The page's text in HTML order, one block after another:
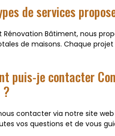
de services
Rénovation Bâtiment, nous
de maisons. Chaque
puis-je contacter
?
contacter via notre site
vos questions et de vous